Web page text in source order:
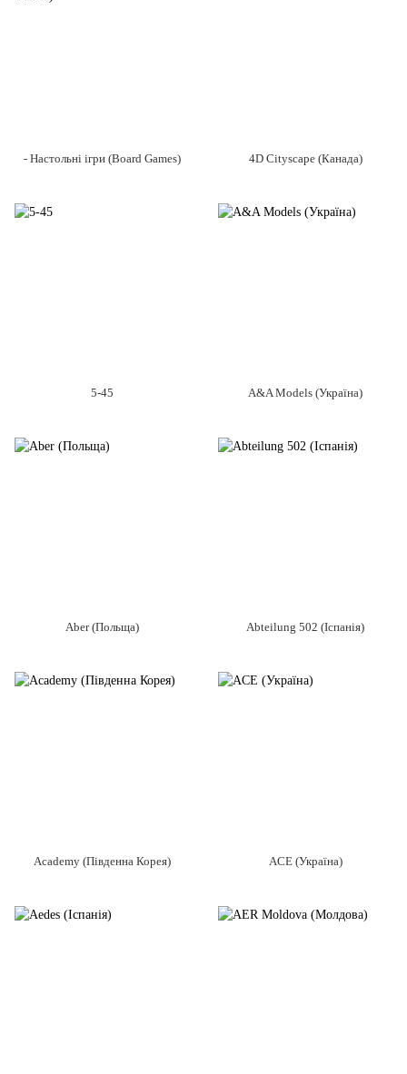
- Настольні ігри (Board Games) 4D Cityscape (Канада)
5-45 A&A Models (Україна)
Aber (Польща) Abteilung 502 (Іспанія)
Academy (Південна Корея) ACE (Україна)